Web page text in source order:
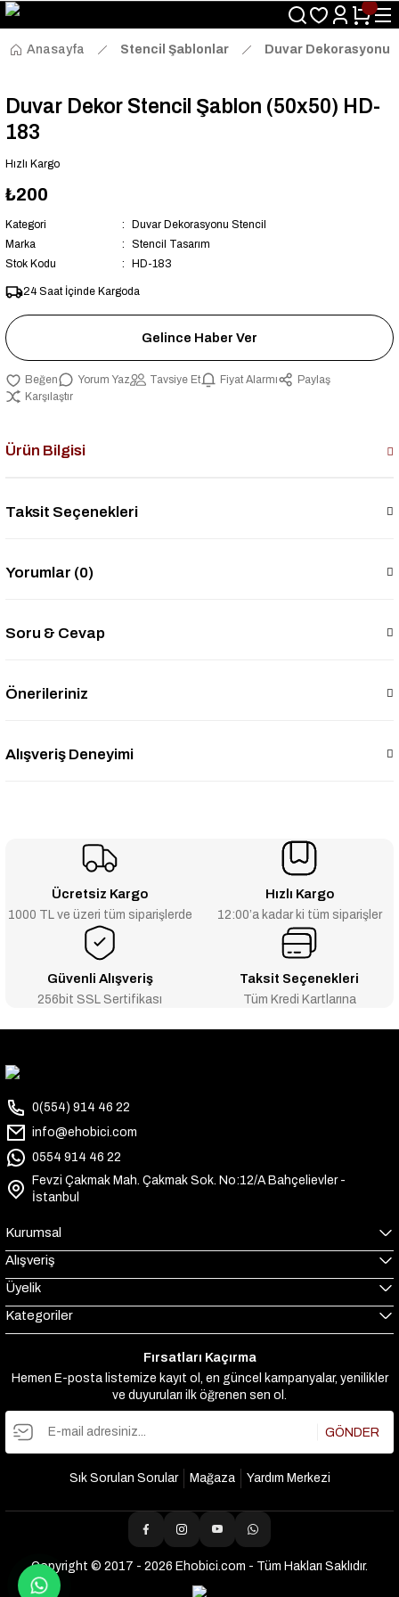
Size Özel "HG10" Kodu ile Sepette Hemen %10 İndirim Fırsatını
Kaçırmayın!
Anasayfa
Stencil Şablonlar Duvar Dekorasyonu
Duvar Dekor Stencil Şablon (50x50) HD-
183
Hızlı Kargo
₺200
Kategori
Duvar Dekorasyonu Stencil
Marka
Stencil Tasarım
Stok Kodu
HD-183
24 Saat İçinde Kargoda
Gelince Haber Ver
Yorum Yaz Tavsiye Et Fiyat Alarmı
Paylaş
Karşılaştır
Ürün Bilgisi
Taksit Seçenekleri
Yorumlar (0)
Soru & Cevap
Önerileriniz
Alışveriş Deneyimi
Ücretsiz Kargo
1000 TL ve üzeri tüm siparişlerde
Hızlı Kargo
12:00’a kadar ki tüm siparişler
Güvenli Alışveriş
256bit SSL Sertifikası
Taksit Seçenekleri
Tüm Kredi Kartlarına
0(554) 914 46 22
info@ehobici.com
0554 914 46 22
Fevzi Çakmak Mah. Çakmak Sok. No:12/A Bahçelievler -
İstanbul
Kurumsal
Alışveriş
Üyelik
Kategoriler
Fırsatları Kaçırma
Hemen E-posta listemize kayıt ol, en güncel kampanyalar, yenilikler
ve duyuruları ilk öğrenen sen ol.
GÖNDER
Sık Sorulan Sorular Mağaza Yardım Merkezi
Copyright © 2017 - 2026 Ehobici.com - Tüm Hakları Saklıdır.